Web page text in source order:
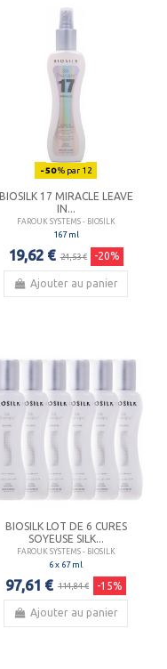
- 50% par 12
BIOSILK 17 MIRACLE LEAVE
IN...
FAROUK SYSTEMS - BIOSILK
167 ml
19,62 € 24,53 € -20%
Ajouter au panier
BIOSILK LOT DE 6 CURES
SOYEUSE SILK...
FAROUK SYSTEMS - BIOSILK
6 x 67 ml
97,61 € 114,84 € -15%
Ajouter au panier